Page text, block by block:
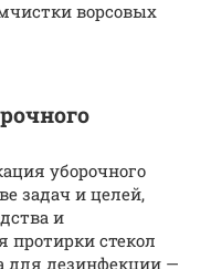
ворсовых
уборочного
задач и целей,
и
протирки стекол
для дезинфекции —